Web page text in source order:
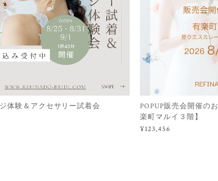
体験＆アクセサリー試着会
POPUP販売会開催の
楽町マルイ３階】
¥123,456